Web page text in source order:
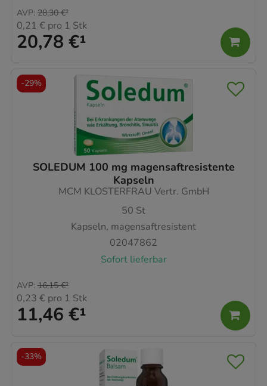
20,78 €¹
AVP: 28,30 €²
0,21 € pro 1 Stk
SOLEDUM 100 mg magensaftresistente
Kapseln
MCM KLOSTERFRAU Vertr. GmbH
50 St
Kapseln, magensaftresistent
02047862
Sofort lieferbar
11,46 €¹
AVP: 16,15 €²
0,23 € pro 1 Stk
-29%
-33%